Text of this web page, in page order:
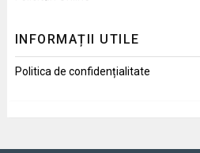
INFORMAȚII UTILE
Politica de confidențialitate